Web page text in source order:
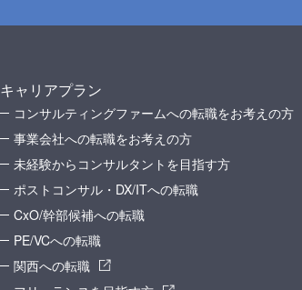
キャリアプラン
コンサルティングファームへの転職をお考えの方
事業会社への転職をお考えの方
未経験からコンサルタントを目指す方
ポストコンサル・DX/ITへの転職
CxO/幹部候補への転職
PE/VCへの転職
関西への転職